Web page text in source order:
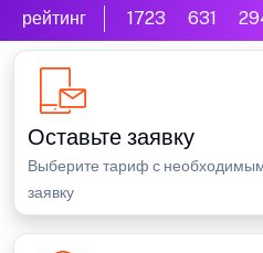
рейтинг 1723 631
Оставьте заявку
Выберите тариф с
заявку